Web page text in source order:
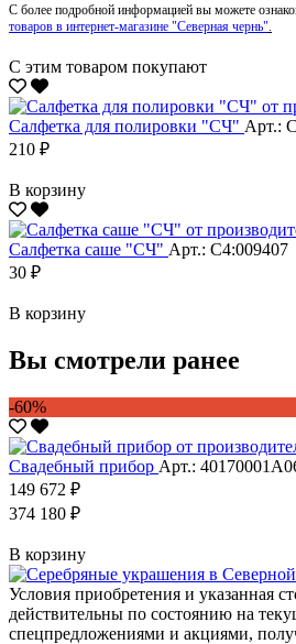
С более подробной информацией вы можете
товаров в интернет-магазине "Северная чернь".
С этим товаром покупают
Салфетка для полировки "CЧ" Арт.:
210 ₽
В корзину
Салфетка саше "CЧ" Арт.: С4:009407
30 ₽
В корзину
Вы смотрели ранее
-60%
Свадебный прибор Арт.:
149 672 ₽
374 180 ₽
В корзину
Условия приобретения и указанная
действительны по состоянию на
спецпредложениями и акциями,